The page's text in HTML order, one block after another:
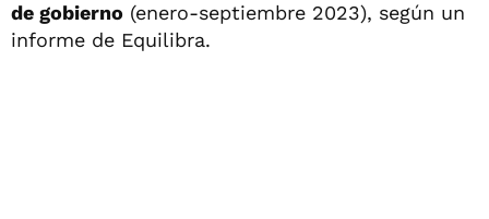
de gobierno (enero-septiembre 2023), según un
informe de Equilibra.